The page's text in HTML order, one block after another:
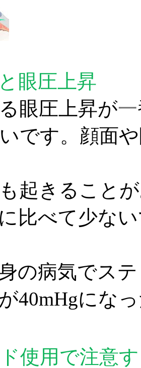
眼圧上昇
眼圧上昇が一
です。 顔面
起きること
比べて少ない
の病気でス
40mHgにな
使用で注意